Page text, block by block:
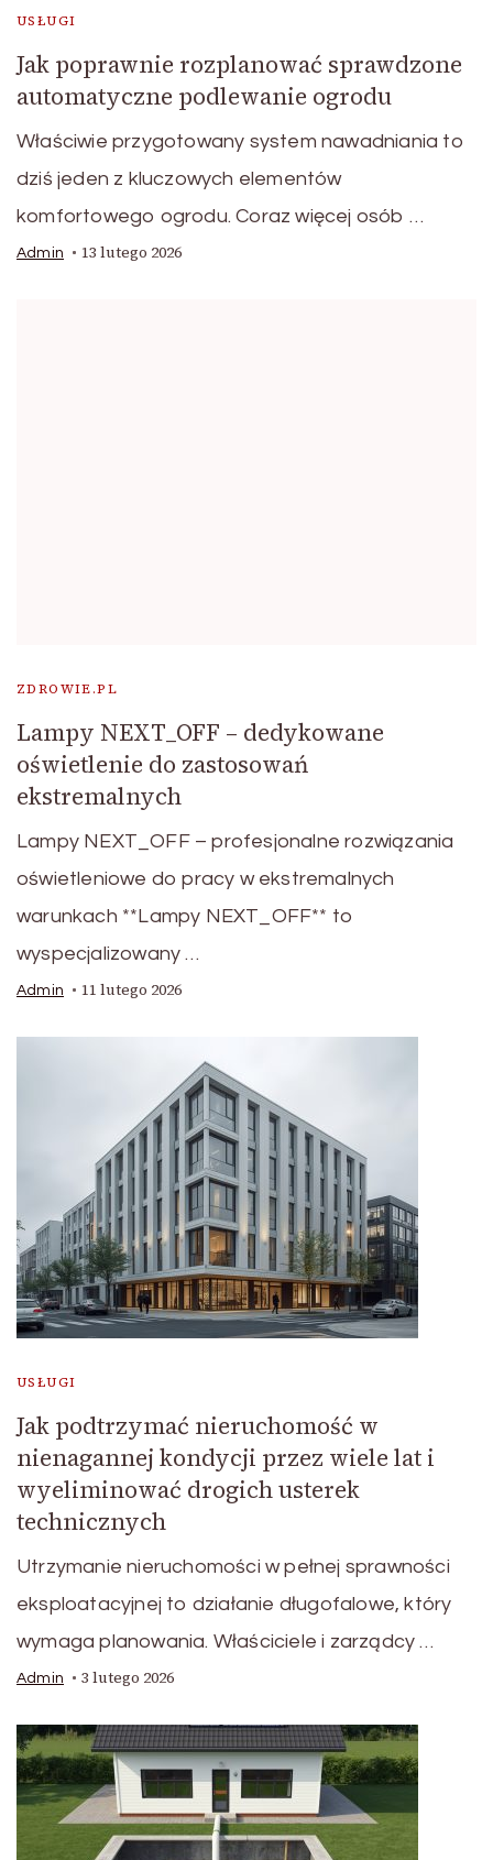
USŁUGI
Jak poprawnie rozplanować sprawdzone
automatyczne podlewanie ogrodu
Właściwie przygotowany system nawadniania to
dziś jeden z kluczowych elementów
komfortowego ogrodu. Coraz więcej osób …
Admin 13 lutego 2026
ZDROWIE.PL
Lampy NEXT_OFF – dedykowane
oświetlenie do zastosowań
ekstremalnych
Lampy NEXT_OFF – profesjonalne rozwiązania
oświetleniowe do pracy w ekstremalnych
warunkach **Lampy NEXT_OFF** to
wyspecjalizowany …
Admin 11 lutego 2026
USŁUGI
Jak podtrzymać nieruchomość w
nienagannej kondycji przez wiele lat i
wyeliminować drogich usterek
technicznych
Utrzymanie nieruchomości w pełnej sprawności
eksploatacyjnej to działanie długofalowe, który
wymaga planowania. Właściciele i zarządcy …
Admin 3 lutego 2026